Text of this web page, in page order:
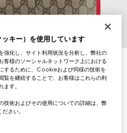
ト GG トートバッグ
ン GGスプリーム
キー）を使用しています
強化し、サイト利用状況を分析し、弊社の
客様のソーシャルネットワーク上における
するために、Cookieおよび同様の技術を
覧を継続することで、お客様はこれらの利
す。
技術およびその使用についての詳細は、弊
さい。